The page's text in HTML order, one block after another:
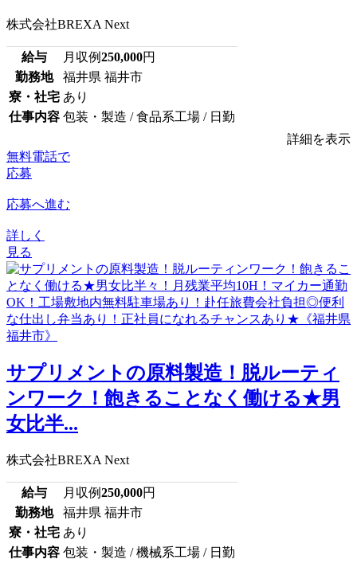
株式会社BREXA Next
給与 月収例250,000円
勤務地
福井県 福井市
寮・社宅 あり
仕事内容 包装・製造 / 食品系工場 / 日勤
詳細を表示
無料電話で
応募
応募へ進む
詳しく
見る
サプリメントの原料製造！脱ルーティ
ンワーク！飽きることなく働ける★男
女比半...
株式会社BREXA Next
給与 月収例250,000円
勤務地
福井県 福井市
寮・社宅 あり
仕事内容 包装・製造 / 機械系工場 / 日勤